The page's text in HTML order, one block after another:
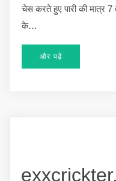
चेस करते हुए पारी की मात्र
के…
और पढ़ें